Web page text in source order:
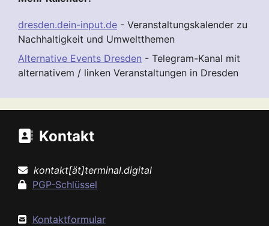
dresden.dein-input.de - Veranstaltungskalender zu
Nachhaltigkeit und Umweltthemen
Alternative Events Dresden - Telegram-Kanal mit
alternativem / linken Veranstaltungen in Dresden
Kontakt
kontakt[ät]terminal.digital
PGP-Schlüssel
Kontaktformular